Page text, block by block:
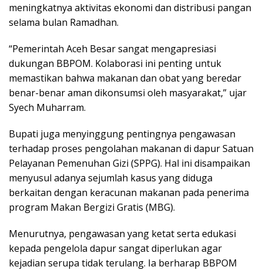
meningkatnya aktivitas ekonomi dan distribusi pangan
selama bulan Ramadhan.
“Pemerintah Aceh Besar sangat mengapresiasi
dukungan BBPOM. Kolaborasi ini penting untuk
memastikan bahwa makanan dan obat yang beredar
benar-benar aman dikonsumsi oleh masyarakat,” ujar
Syech Muharram.
Bupati juga menyinggung pentingnya pengawasan
terhadap proses pengolahan makanan di dapur Satuan
Pelayanan Pemenuhan Gizi (SPPG). Hal ini disampaikan
menyusul adanya sejumlah kasus yang diduga
berkaitan dengan keracunan makanan pada penerima
program Makan Bergizi Gratis (MBG).
Menurutnya, pengawasan yang ketat serta edukasi
kepada pengelola dapur sangat diperlukan agar
kejadian serupa tidak terulang. Ia berharap BBPOM